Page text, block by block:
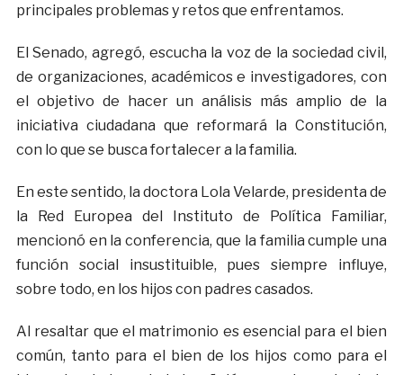
principales problemas y retos que enfrentamos.
El Senado, agregó, escucha la voz de la sociedad civil,
de organizaciones, académicos e investigadores, con
el objetivo de hacer un análisis más amplio de la
iniciativa ciudadana que reformará la Constitución,
con lo que se busca fortalecer a la familia.
En este sentido, la doctora Lola Velarde, presidenta de
la Red Europea del Instituto de Política Familiar,
mencionó en la conferencia, que la familia cumple una
función social insustituible, pues siempre influye,
sobre todo, en los hijos con padres casados.
Al resaltar que el matrimonio es esencial para el bien
común, tanto para el bien de los hijos como para el